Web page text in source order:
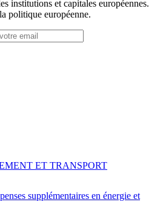
institutions et capitales européennes.
politique européenne.
supplémentaires en énergie et
ET TRANSPORT